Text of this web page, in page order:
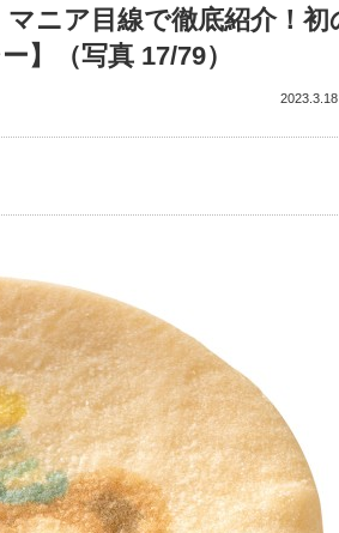
ニア目線で徹底紹介！初
】（写真 17/79）